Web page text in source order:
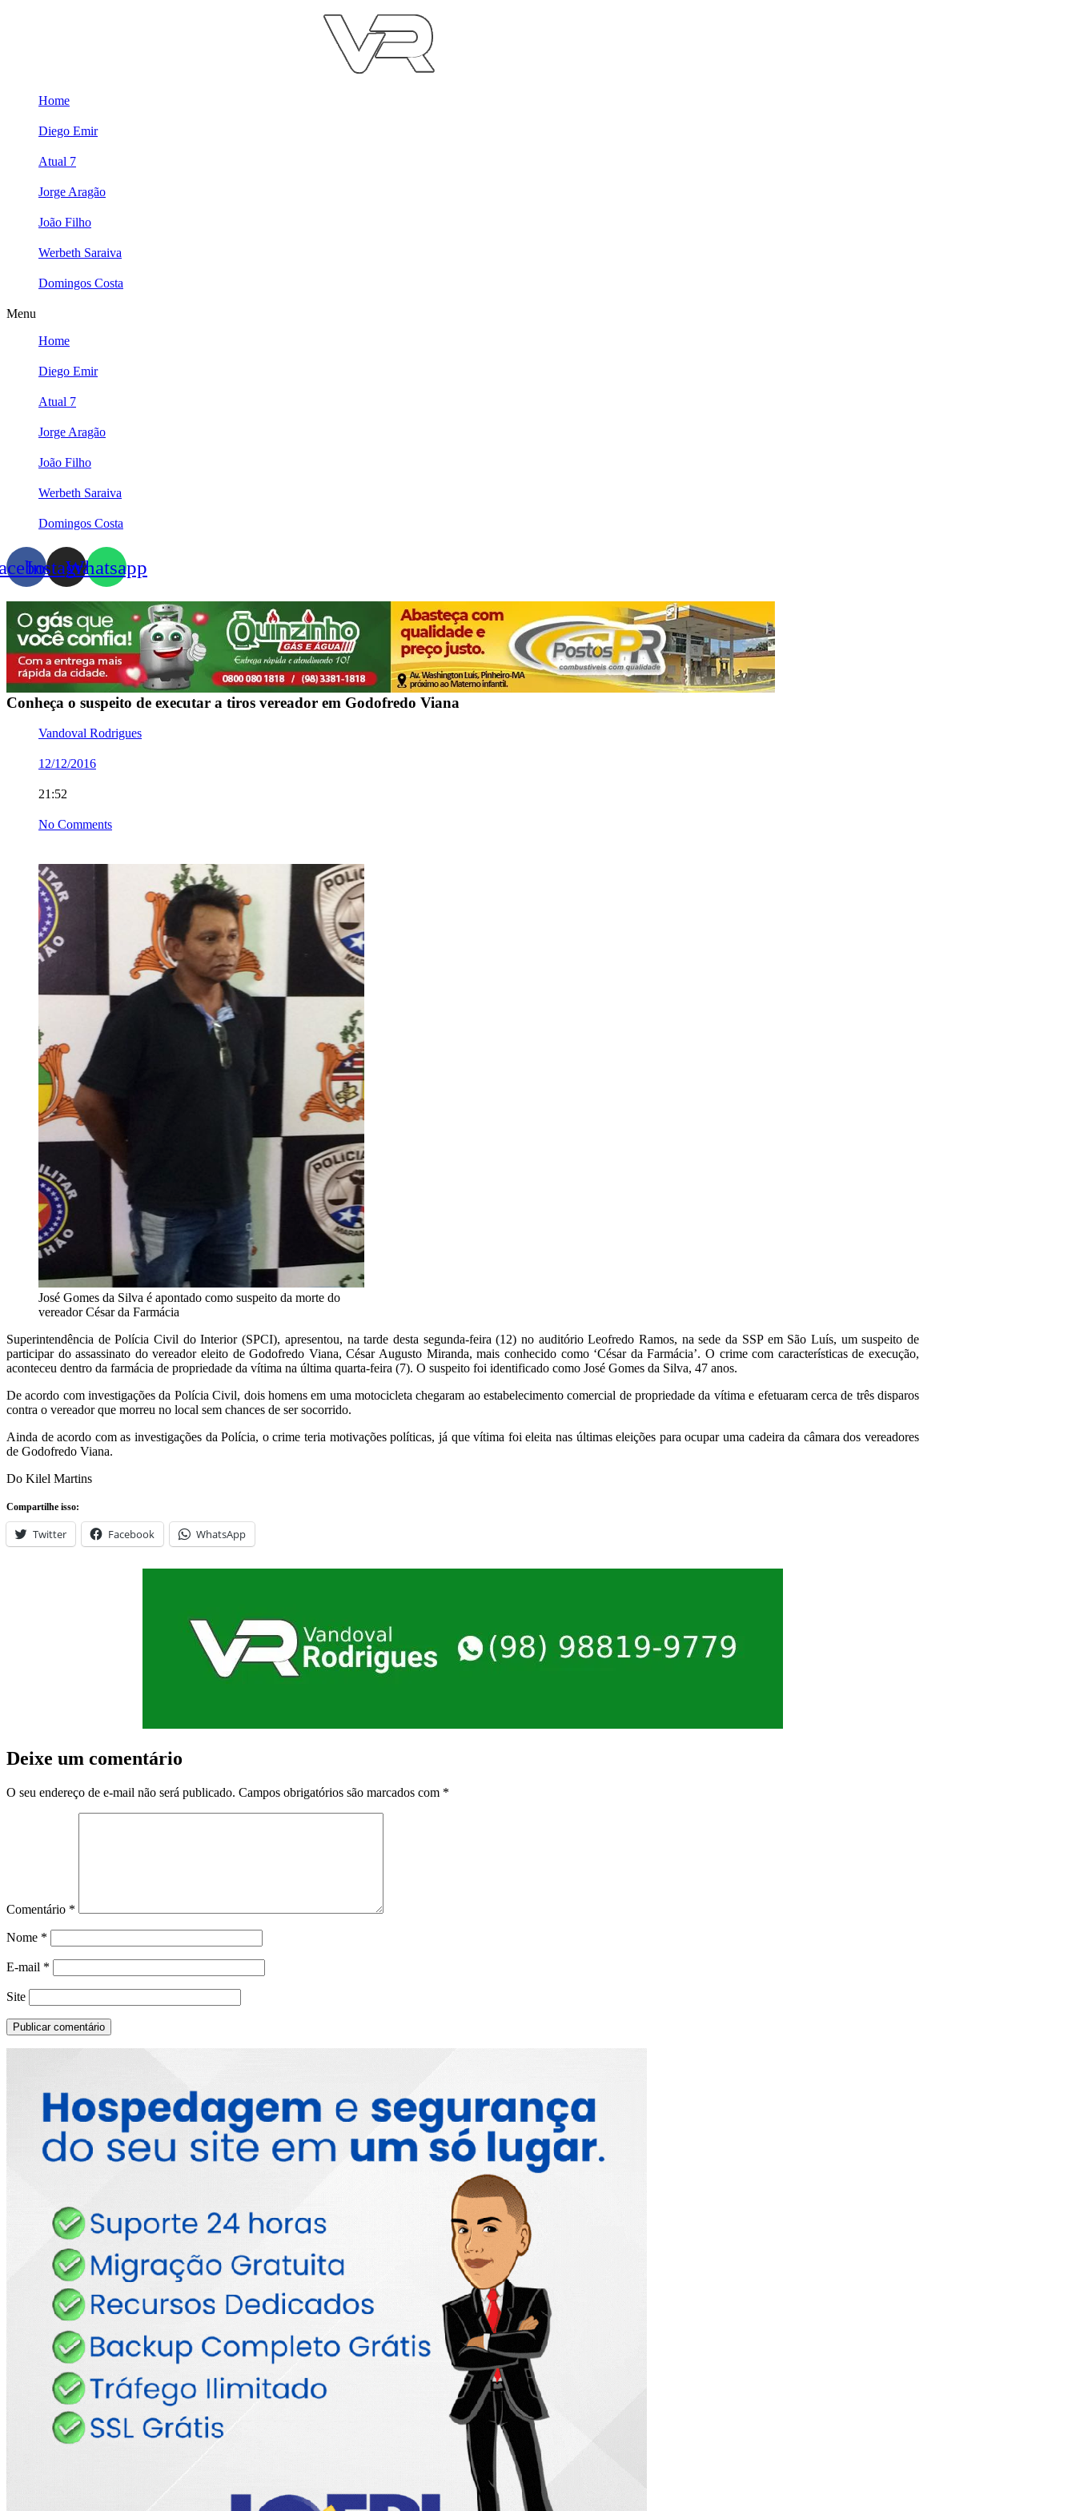
Home
Diego Emir
Atual 7
Jorge Aragão
João Filho
Werbeth Saraiva
Domingos Costa
Menu
Home
Diego Emir
Atual 7
Jorge Aragão
João Filho
Werbeth Saraiva
Domingos Costa
InstagramWhatsapp
Conheça o suspeito de executar a tiros vereador em Godofredo Viana
Vandoval Rodrigues
12/12/2016
21:52
No Comments
José Gomes da Silva é apontado como suspeito da morte do
vereador César da Farmácia
Superintendência de Polícia Civil do Interior (SPCI), apresentou, na tarde desta segunda-feira (12) no auditório Leofredo Ramos, na sede da SSP em São Luís, um suspeito de
participar do assassinato do vereador eleito de Godofredo Viana, César Augusto Miranda, mais conhecido como ‘César da Farmácia’. O crime com características de execução,
aconteceu dentro da farmácia de propriedade da vítima na última quarta-feira (7). O suspeito foi identificado como José Gomes da Silva, 47 anos.
De acordo com investigações da Polícia Civil, dois homens em uma motocicleta chegaram ao estabelecimento comercial de propriedade da vítima e efetuaram cerca de três disparos
contra o vereador que morreu no local sem chances de ser socorrido.
Ainda de acordo com as investigações da Polícia, o crime teria motivações políticas, já que vítima foi eleita nas últimas eleições para ocupar uma cadeira da câmara dos vereadores
de Godofredo Viana.
Do Kilel Martins
Compartilhe isso:
Twitter Facebook WhatsApp
Deixe um comentário
O seu endereço de e-mail não será publicado. Campos obrigatórios são marcados com *
Comentário *
Nome *
E-mail *
Site